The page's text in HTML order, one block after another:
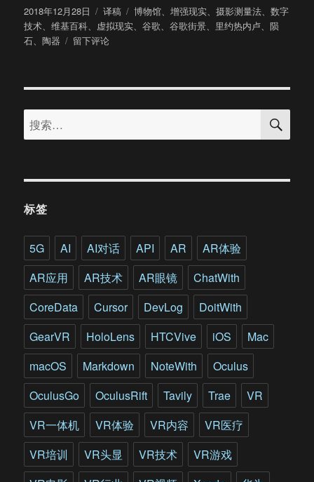
发
布
于
2018年12月28日
分
类
译稿
标
签
博物馆、增强现实、摄影测量法、数字
技术、维基百科、 虚拟现实、谷歌、谷歌街景、 里约热内卢、陨
石、陶器
于
一
大
的
正
用
VR/AR
等
术
获
新
生
留下评论
搜
索：
搜
标签
5G AI AI对话 API AR
AR体验
AR应用
AR技术 AR眼镜
ChatWith
CoreData
Cursor DevLog
DoitWith
GearVR
HoloLens HTCVive iOS
Mac
macOS
Markdown NoteWith
Oculus
OculusGo
OculusRift Tavily Trae
VR
VR一体机
VR体验 VR内容
VR医疗
VR培训
VR头显 VR技术
VR游戏